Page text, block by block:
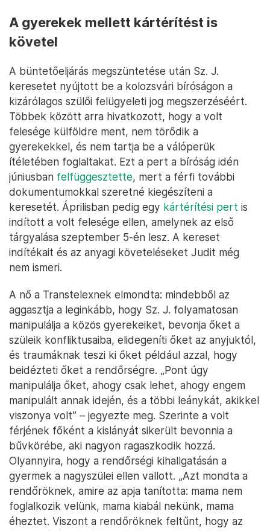
A gyerekek mellett kártérítést is
követel
A büntetőeljárás megszüntetése után Sz. J.
keresetet nyújtott be a kolozsvári bíróságon a
kizárólagos szülői felügyeleti jog megszerzéséért.
Többek között arra hivatkozott, hogy a volt
felesége külföldre ment, nem törődik a
gyerekekkel, és nem tartja be a válóperük
ítéletében foglaltakat. Ezt a pert a bíróság idén
júniusban felfüggesztette, mert a férfi további
dokumentumokkal szeretné kiegészíteni a
keresetét. Áprilisban pedig egy kártérítési pert is
indított a volt felesége ellen, amelynek az első
tárgyalása szeptember 5-én lesz. A kereset
indítékait és az anyagi követeléseket Judit még
nem ismeri.
A nő a Transtelexnek elmondta: mindebből az
aggasztja a leginkább, hogy Sz. J. folyamatosan
manipulálja a közös gyerekeiket, bevonja őket a
szüleik konfliktusaiba, elidegeníti őket az anyjuktól,
és traumáknak teszi ki őket például azzal, hogy
beidézteti őket a rendőrségre. „Pont úgy
manipulálja őket, ahogy csak lehet, ahogy engem
manipulált annak idején, és a többi leánykát, akikkel
viszonya volt” – jegyezte meg. Szerinte a volt
férjének főként a kislányát sikerült bevonnia a
bűvkörébe, aki nagyon ragaszkodik hozzá.
Olyannyira, hogy a rendőrségi kihallgatásán a
gyermek a nagyszülei ellen vallott. „Azt mondta a
rendőröknek, amire az apja tanította: mama nem
foglalkozik velünk, mama kiabál nekünk, mama
éheztet. Viszont a rendőröknek feltűnt, hogy az